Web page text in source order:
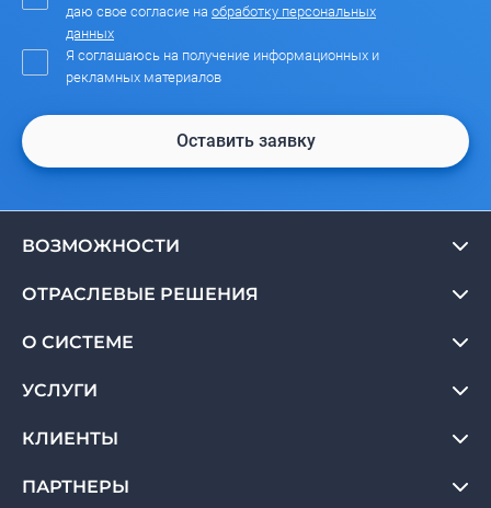
даю свое согласие на обработку персональных
данных
Я соглашаюсь на получение информационных и
рекламных материалов
Оставить заявку
ВОЗМОЖНОСТИ
ОТРАСЛЕВЫЕ РЕШЕНИЯ
О СИСТЕМЕ
УСЛУГИ
КЛИЕНТЫ
ПАРТНЕРЫ